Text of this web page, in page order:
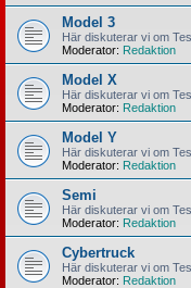
Model 3
Här diskuterar vi om
Moderator: Redaktion
Model X
Här diskuterar vi om
Moderator: Redaktion
Model Y
Här diskuterar vi om
Moderator: Redaktion
Semi
Här diskuterar vi om
Moderator: Redaktion
Cybertruck
Här diskuterar vi om
Moderator: Redaktion